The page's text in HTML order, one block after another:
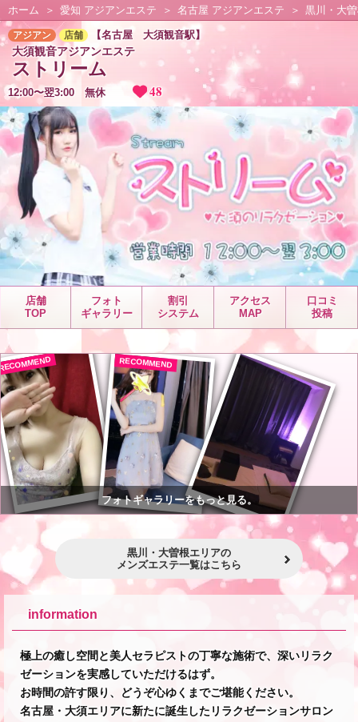
ホーム 愛知 アジアンエステ 名古屋 アジアンエステ 黒川・大
アジアン 店舗 【名古屋 大須観音駅】
大須観音アジアンエステ
ストリーム
12:00〜翌3:00 無休 48
店舗
TOP
フォト
ギャラリー
割引
システム
アクセス
MAP
口コミ
投稿
RECOMMEND
フォトギャラリーをもっと見る。
黒川・大曽根エリアの
メンズエステ一覧はこちら
information
極上の癒し空間と美人セラピストの丁寧な施術で、深いリラク
ゼーションを実感していただけるはず。
お時間の許す限り、どうぞ心ゆくまでご堪能ください。
名古屋・大須エリアに新たに誕生したリラクゼーションサロン